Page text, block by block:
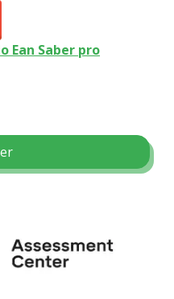
Ean Saber pro